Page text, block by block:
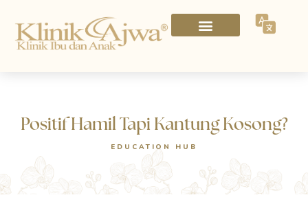
Positif Hamil Tapi Kantung Kosong?
EDUCATION HUB